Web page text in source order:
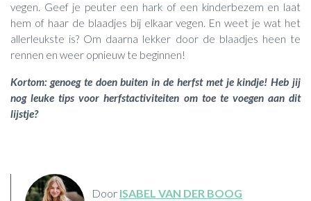
vegen. Geef je peuter een hark of een kinderbezem en laat
hem of haar de blaadjes bij elkaar vegen. En weet je wat het
allerleukste is? Om daarna lekker door de blaadjes heen te
rennen en weer opnieuw te beginnen!
Kortom: genoeg te doen buiten in de herfst met je kindje! Heb jij
nog leuke tips voor herfstactiviteiten om toe te voegen aan dit
lijstje?
Door ISABEL VAN DER BOOG